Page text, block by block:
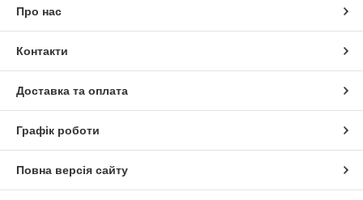
Про нас
Контакти
Доставка та оплата
Графік роботи
Повна версія сайту